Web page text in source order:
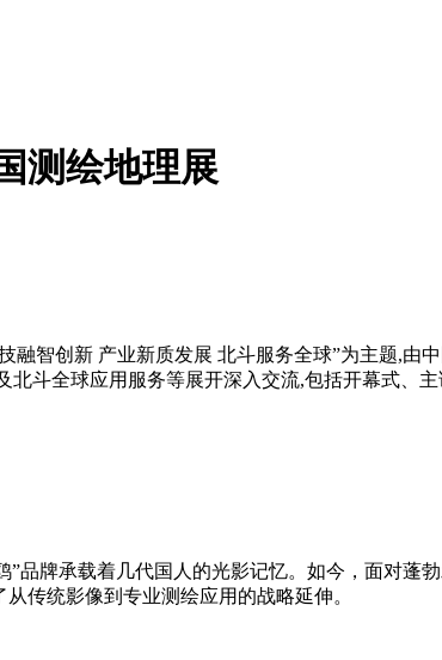
测绘地理展
智创新 产业新质发展 北斗服务全球”为主题,由
斗全球应用服务等展开深入交流,包括开幕式、
牌承载着几代国人的光影记忆。如今，面对蓬
传统影像到专业测绘应用的战略延伸。